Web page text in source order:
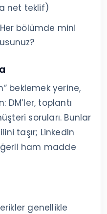
net teklif)
Her bölümde mini
beklemek yerine,
DM’ler, toplantı
soruları. Bunlar
taşır; LinkedIn
ham madde
genellikle